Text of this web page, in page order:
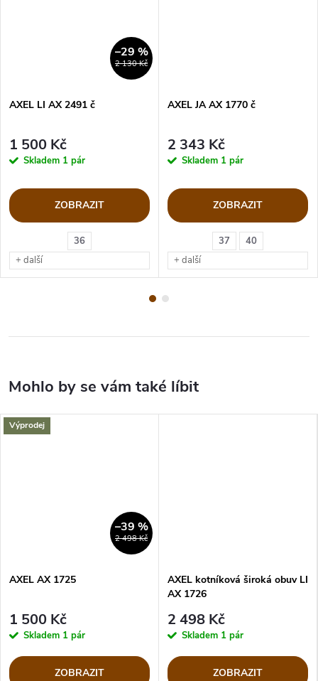
2 130 Kč
–29 %
36
+ další
AXEL LI AX 2491 č
1 500 Kč
Skladem 1 pár
ZOBRAZIT
37
40
+ další
AXEL JA AX 1770 č
2 343 Kč
Skladem 1 pár
ZOBRAZIT
Výprodej
2 498 Kč
–39 %
AXEL AX 1725
1 500 Kč
Skladem 1 pár
ZOBRAZIT
AXEL kotníková široká obuv LI
AX 1726
2 498 Kč
Skladem 1 pár
ZOBRAZIT